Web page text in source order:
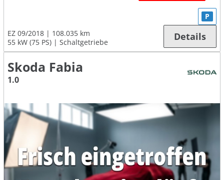
EZ 09/2018
108.035 km
55 kW (75 PS)
Schaltgetriebe
P
Details
Skoda Fabia
1.0